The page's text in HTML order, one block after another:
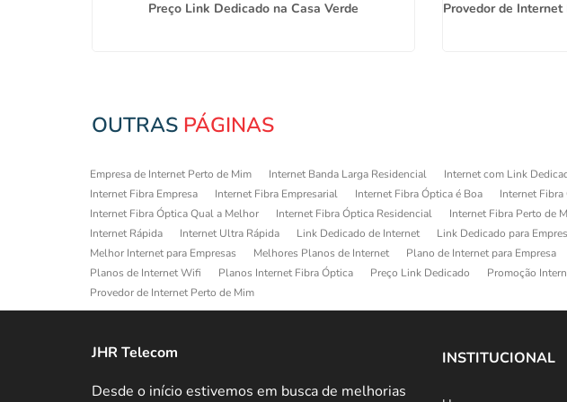
Preço Link Dedicado na Casa Verde Provedor de
OUTRAS PÁGINAS
Empresa de Internet Perto de Mim Internet Banda Larga Residencial Internet com Link
Internet Fibra Empresa
Internet Fibra Empresarial Internet Fibra Óptica é Boa Internet
Internet Fibra Óptica Qual a Melhor
Internet Fibra Óptica Residencial Internet Fibra Perto de
Internet Rápida
Internet Ultra Rápida Link Dedicado de Internet Link Dedicado para
Melhor Internet para Empresas
Melhores Planos de Internet Plano de Internet para Empresa
Planos de Internet Wifi
Planos Internet Fibra Óptica Preço Link Dedicado Promoção
Provedor de Internet Perto de Mim
JHR Telecom
Desde o início estivemos em busca de melhorias
INSTITUCIONAL